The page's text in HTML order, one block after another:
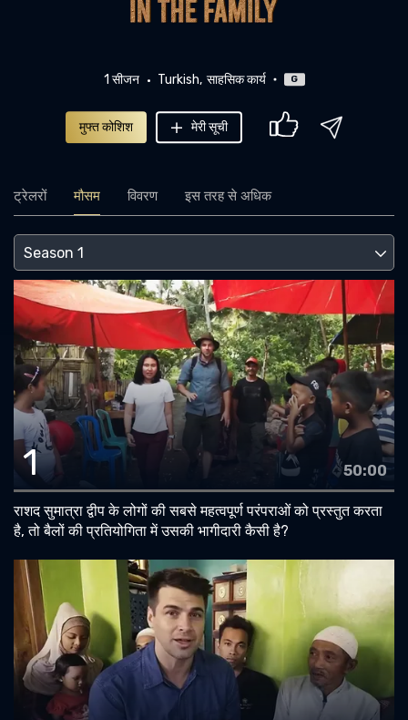
1 सीजन Turkish साहसिक कार्य G
मुफ्त कोशिश मेरी सूची
ट्रेलरों मौसम विवरण इस तरह से अधिक
1 50:00
राशद सुमात्रा द्वीप के लोगों की सबसे महत्वपूर्ण परंपराओं को प्रस्तुत करता
है, तो बैलों की प्रतियोगिता में उसकी भागीदारी कैसी है?